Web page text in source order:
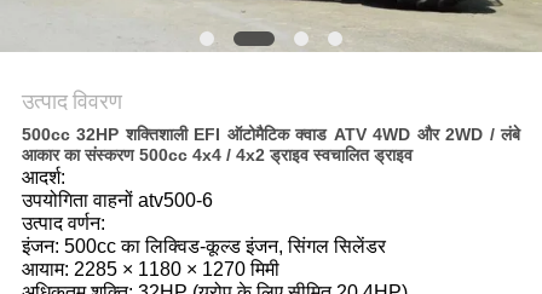
उत्पाद विवरण
500cc 32HP शक्तिशाली EFI ऑटोमैटिक क्वाड ATV 4WD और 2WD / लंबे
आकार का संस्करण 500cc 4x4 / 4x2 ड्राइव स्वचालित ड्राइव
आदर्श:
उपयोगिता वाहनों atv500-6
उत्पाद वर्णन:
इंजन: 500cc का लिक्विड-कूल्ड इंजन, सिंगल सिलेंडर
आयाम: 2285 × 1180 × 1270 मिमी